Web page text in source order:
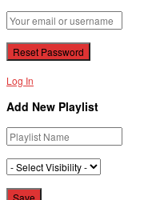
Log In
Add New Playlist